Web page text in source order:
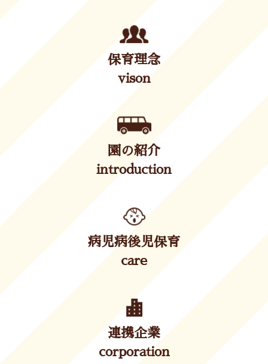
保育理念
vison
園の紹介
introduction
病児病後児保育
care
連携企業
corporation